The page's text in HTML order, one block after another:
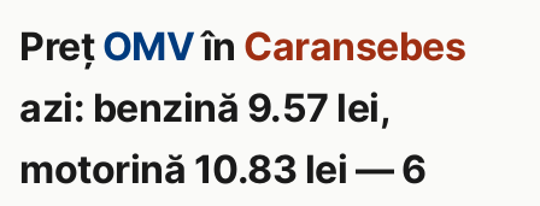
PrețOMVîn Caransebes
azi: benzină 9.57 lei,
motorină 10.83 lei — 6